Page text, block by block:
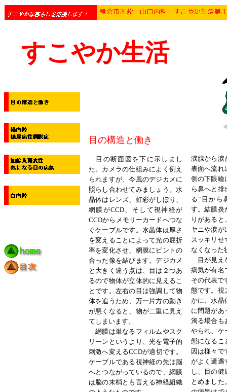
すこやか生活
目の構造と働き
涙腺から涙
表面へ流れ
側の下眼瞼
ら鼻へと排
る"目から
す。結膜炎
りがあると
ヤニや涙が
スッキリせ
なくなった
目が見え
病気が有名
その代表で
態です。視
かに、水晶
に問題があ
濁る場合も
やられ、ケ
態になるこ
因は様々で
がよく遭遇
し、目の健
とめました
目の断面図を下に示しまし
た。カメラの仕組みによく例え
られますが、今風のデジカメに
照らし合わせてみましょう。水
晶体はレンズ、虹彩がしぼり、
網膜がCCD、そして視神経が
CCDからメモリーカードへつな
ぐケーブルです。水晶体は厚さ
を変えることによって光の屈折
率を変化させ、網膜にピントの
合った像を結びます。デジカメ
と大きく違う点は、目は２つあ
るので物体が立体的に見えるこ
とです。左右の目は強調して物
体を追うため、万一片方の動き
が悪くなると、物が二重に見え
てしまいます。
網膜は単なるフィルムやスク
リーンというより、光を電子的
刺激へ変えるCCDが適切です。
ケーブルである視神経の先は脳
へとつながっているので、網膜
は脳の末梢とも言える神経組織